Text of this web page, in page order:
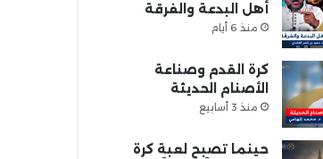
أهل البدعة والفرقة
منذ 6 أيام
كرة القدم وصناعة
الأصنام الحديثة
منذ 3 أسابيع
حينما تصبح لعبة كرة